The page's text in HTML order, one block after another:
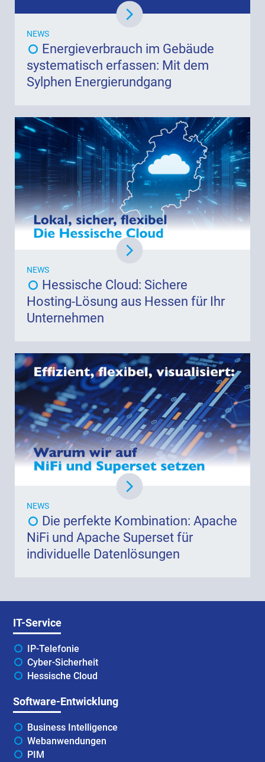
NEWS
Energieverbrauch im Gebäude
systematisch erfassen: Mit dem
Sylphen Energierundgang
NEWS
Hessische Cloud: Sichere
Hosting-Lösung aus Hessen für Ihr
Unternehmen
NEWS
Die perfekte Kombination: Apache
NiFi und Apache Superset für
individuelle Datenlösungen
IT-Service
IP-Telefonie
Cyber-Sicherheit
Hessische Cloud
Software-Entwicklung
Business Intelligence
Webanwendungen
PIM